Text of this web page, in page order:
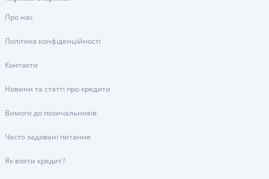
Про нас
Політика конфіденційності
Контакти
Новини та статті про кредити
Вимоги до позичальників
Часто задавані питання
Як взяти кредит?